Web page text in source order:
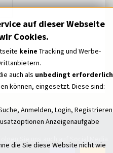
auf dieser Webseite
Cookies.
keine Tracking und Werbe-
auch als unbedingt erforderlich
können, eingesetzt. Diese sind:
Anmelden, Login, Registrieren
Anzeigenaufgabe
die Sie diese Website nicht wie